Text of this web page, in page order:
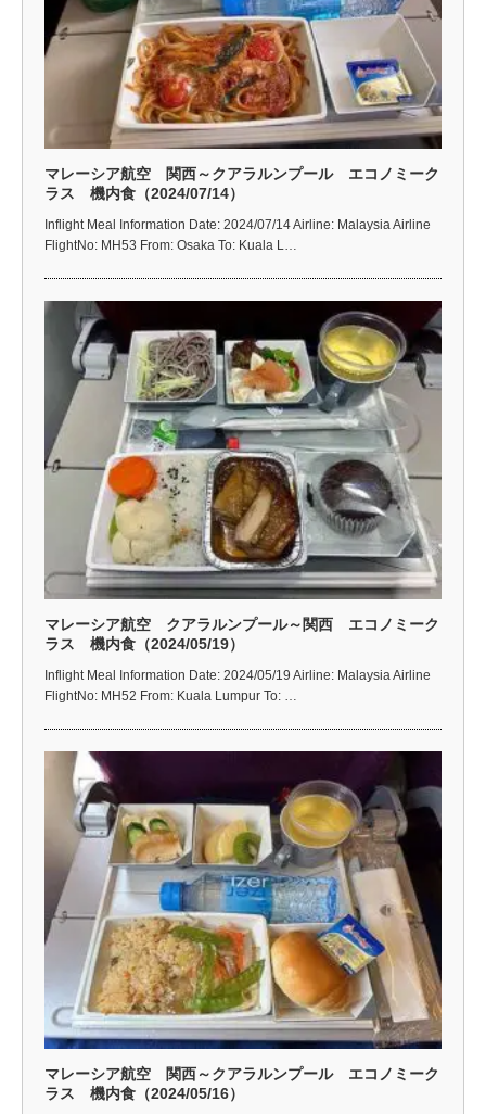
マレーシア航空 関西～クアラルンプール エコノミーク
ラス 機内食（2024/07/14）
Inflight Meal Information Date: 2024/07/14 Airline: Malaysia Airline
FlightNo: MH53 From: Osaka To: Kuala L…
マレーシア航空 クアラルンプール～関西 エコノミーク
ラス 機内食（2024/05/19）
Inflight Meal Information Date: 2024/05/19 Airline: Malaysia Airline
FlightNo: MH52 From: Kuala Lumpur To: …
マレーシア航空 関西～クアラルンプール エコノミーク
ラス 機内食（2024/05/16）